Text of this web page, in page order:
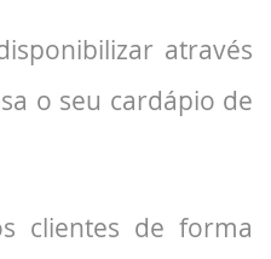
através
o seu cardápio de
clientes de forma